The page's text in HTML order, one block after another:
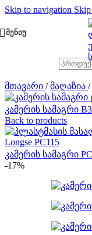
Skip to navigation
ᲛᲔᲜᲘᲣ
მთავარი / მაღაზია /
კამერის სამაგრი
Back to products
კამერის სამაგრი
-17%